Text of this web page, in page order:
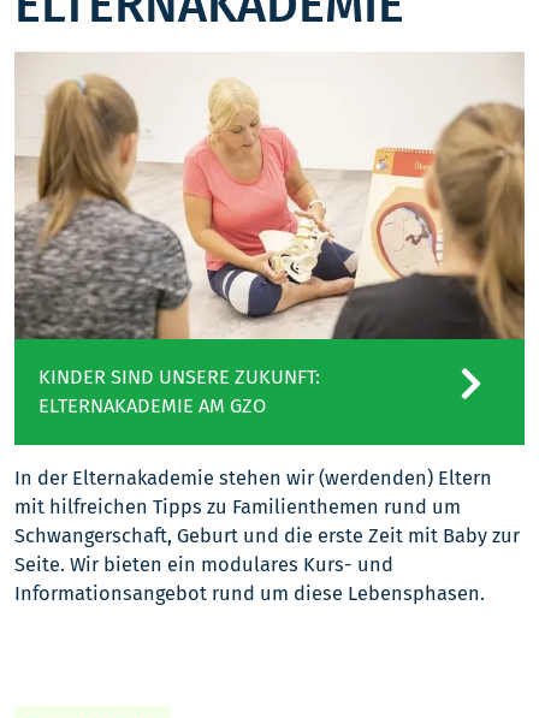
KINDER SIND UNSERE ZUKUNFT:
ELTERNAKADEMIE AM GZO
In der Elternakademie stehen wir (werdenden) Eltern
mit hilfreichen Tipps zu Familienthemen rund um
Schwangerschaft, Geburt und die erste Zeit mit Baby zur
Seite. Wir bieten ein modulares Kurs- und
Informationsangebot rund um diese Lebensphasen.